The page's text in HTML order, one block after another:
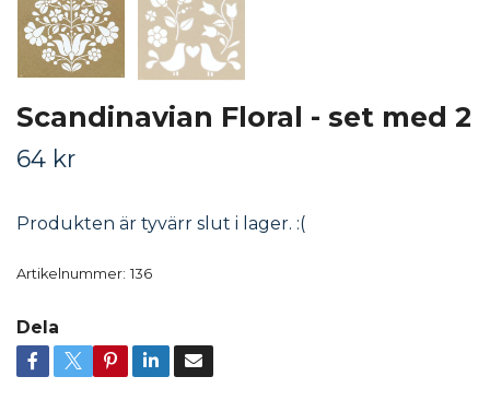
Scandinavian Floral - set med 2
64 kr
Produkten är tyvärr slut i lager. :(
Artikelnummer: 136
Dela